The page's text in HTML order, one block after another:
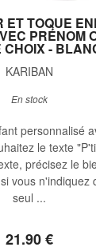
ET TOQUE
PRÉNOM
CHOIX -
KARIBAN
21.90€
En stock
personnalisé
le texte
précisez le
vous n'indiquez
seul ...